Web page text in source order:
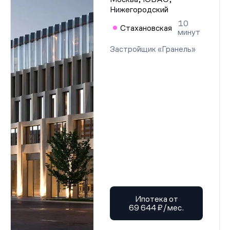
Разрешение на строительство (этап 1.1)
Нижегородский
Стахановская
10
минут
Застройщик «Гранель»
Ипотека от
69 644 ₽/мес.